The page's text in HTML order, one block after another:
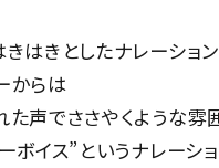
きはきとしたナレーショ
からは
た声でささやくような雰
ボイス”というナレーシ